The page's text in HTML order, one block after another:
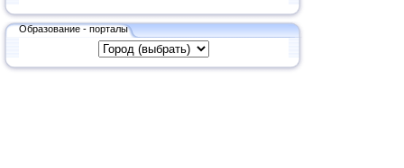
Образование - порталы